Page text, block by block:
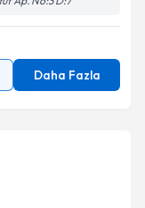
Ap. No:3 D:7
Daha Fazla